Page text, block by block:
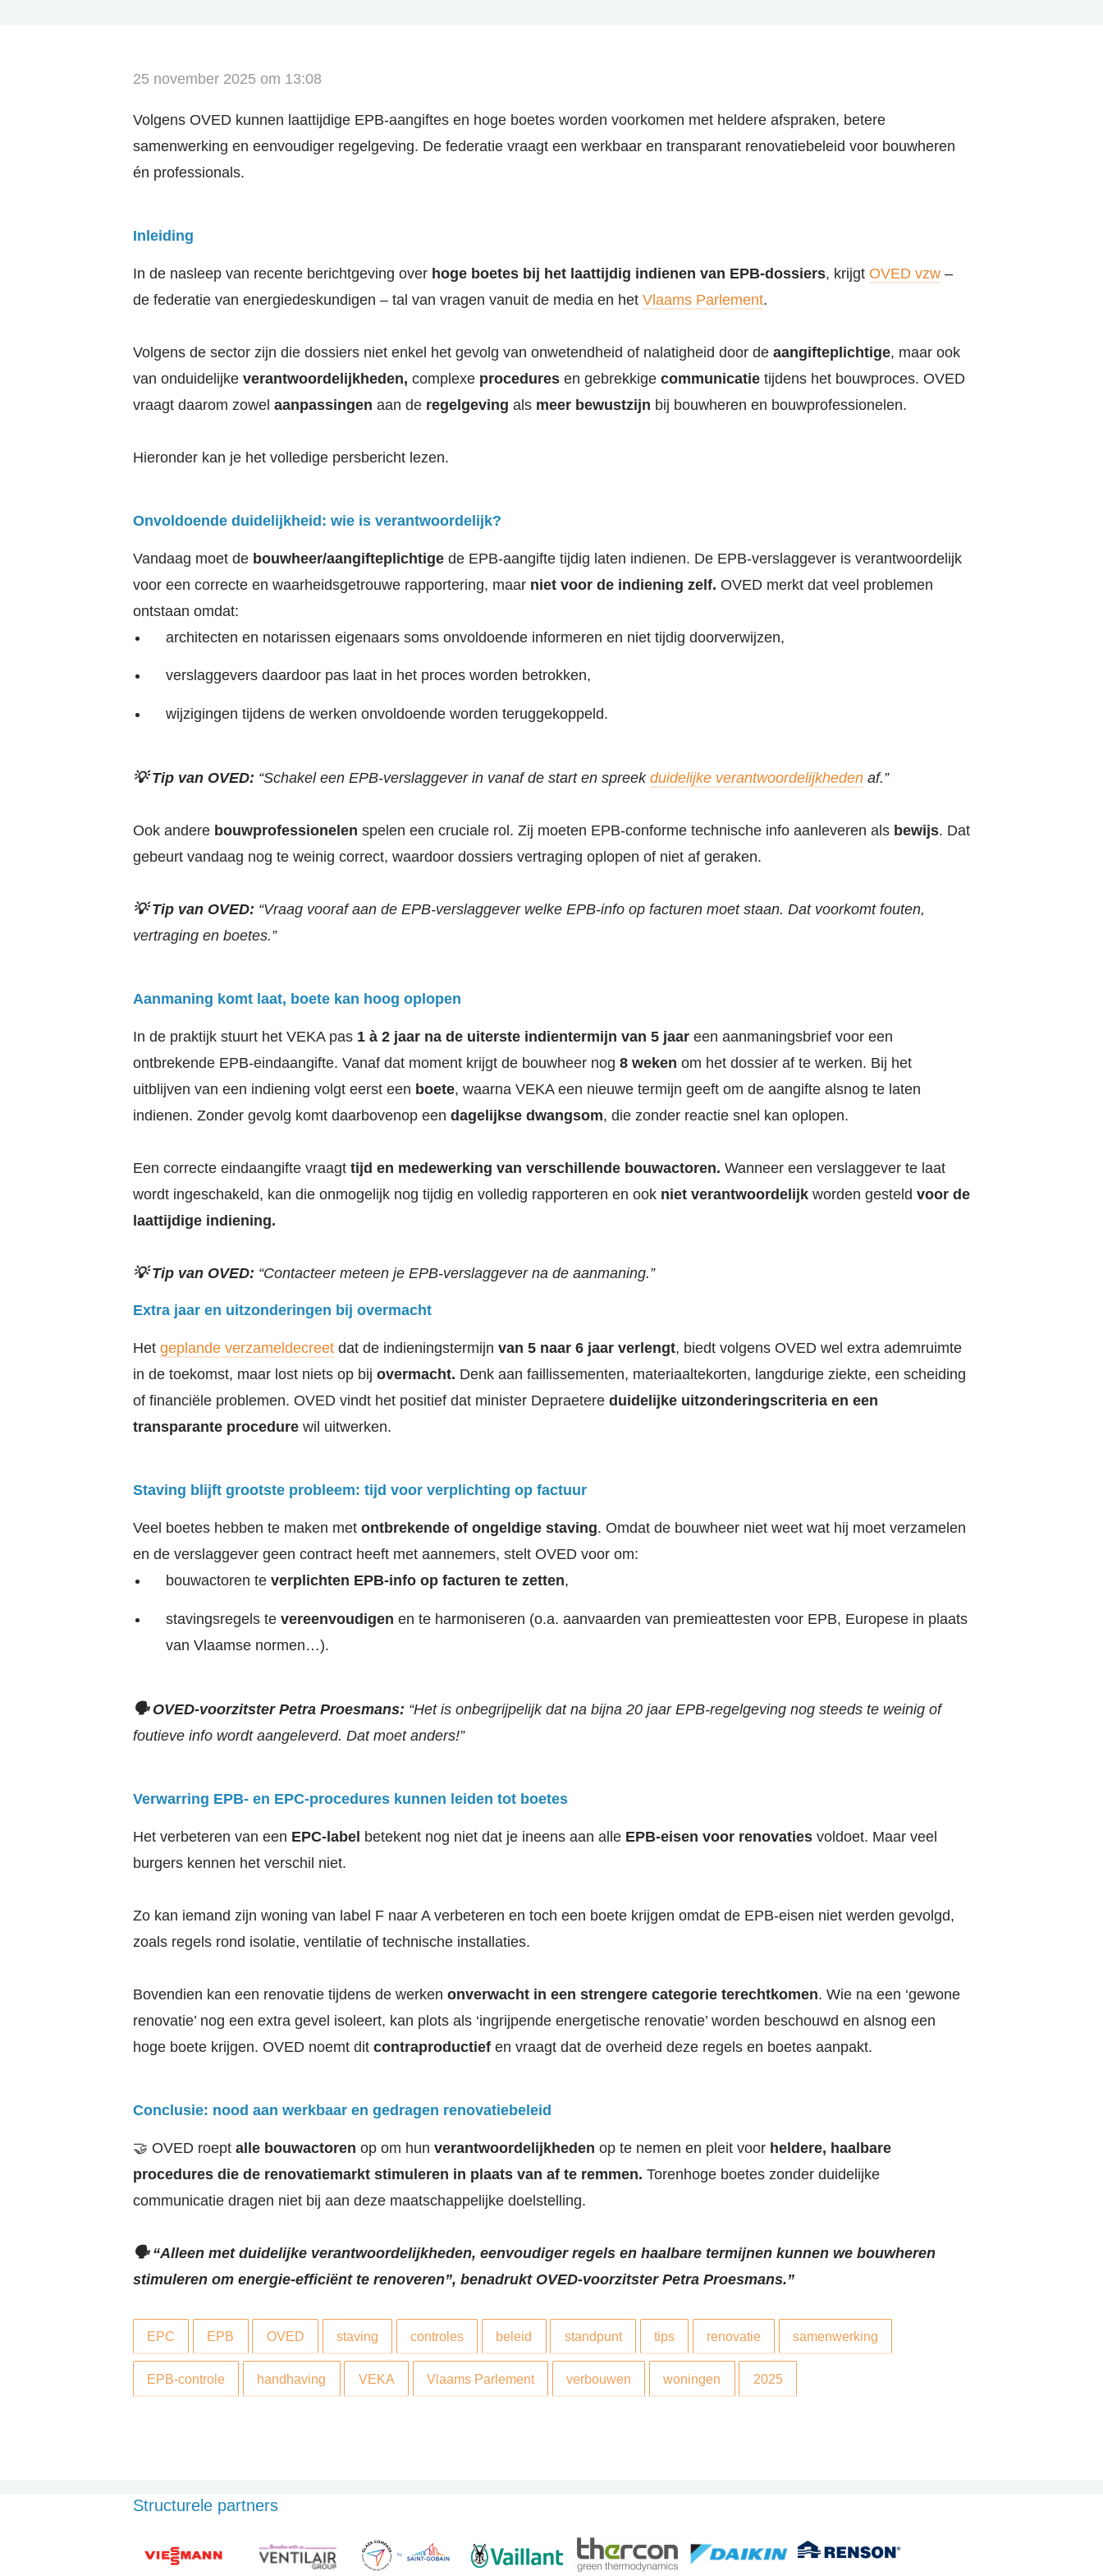
25 november 2025 om 13:08
Volgens OVED kunnen laattijdige EPB-aangiftes en hoge boetes worden voorkomen met heldere afspraken, betere
samenwerking en eenvoudiger regelgeving. De federatie vraagt een werkbaar en transparant renovatiebeleid voor bouwheren
én professionals.
Inleiding
In de nasleep van recente berichtgeving over hoge boetes bij het laattijdig indienen van EPB-dossiers, krijgt OVED vzw –
de federatie van energiedeskundigen – tal van vragen vanuit de media en het Vlaams Parlement.
Volgens de sector zijn die dossiers niet enkel het gevolg van onwetendheid of nalatigheid door de aangifteplichtige, maar ook
van onduidelijke verantwoordelijkheden, complexe procedures en gebrekkige communicatie tijdens het bouwproces. OVED
vraagt daarom zowel aanpassingen aan de regelgeving als meer bewustzijn bij bouwheren en bouwprofessionelen.
Hieronder kan je het volledige persbericht lezen.
Onvoldoende duidelijkheid: wie is verantwoordelijk?
Vandaag moet de bouwheer/aangifteplichtige de EPB-aangifte tijdig laten indienen. De EPB-verslaggever is verantwoordelijk
voor een correcte en waarheidsgetrouwe rapportering, maar niet voor de indiening zelf. OVED merkt dat veel problemen
ontstaan omdat:
architecten en notarissen eigenaars soms onvoldoende informeren en niet tijdig doorverwijzen,
verslaggevers daardoor pas laat in het proces worden betrokken,
wijzigingen tijdens de werken onvoldoende worden teruggekoppeld.
💡 Tip van OVED: “Schakel een EPB-verslaggever in vanaf de start en spreek duidelijke verantwoordelijkheden af.”
Ook andere bouwprofessionelen spelen een cruciale rol. Zij moeten EPB-conforme technische info aanleveren als bewijs. Dat
gebeurt vandaag nog te weinig correct, waardoor dossiers vertraging oplopen of niet af geraken.
💡 Tip van OVED: “Vraag vooraf aan de EPB-verslaggever welke EPB-info op facturen moet staan. Dat voorkomt fouten,
vertraging en boetes.”
Aanmaning komt laat, boete kan hoog oplopen
In de praktijk stuurt het VEKA pas 1 à 2 jaar na de uiterste indientermijn van 5 jaar een aanmaningsbrief voor een
ontbrekende EPB-eindaangifte. Vanaf dat moment krijgt de bouwheer nog 8 weken om het dossier af te werken. Bij het
uitblijven van een indiening volgt eerst een boete, waarna VEKA een nieuwe termijn geeft om de aangifte alsnog te laten
indienen. Zonder gevolg komt daarbovenop een dagelijkse dwangsom, die zonder reactie snel kan oplopen.
Een correcte eindaangifte vraagt tijd en medewerking van verschillende bouwactoren. Wanneer een verslaggever te laat
wordt ingeschakeld, kan die onmogelijk nog tijdig en volledig rapporteren en ook niet verantwoordelijk worden gesteld voor de
laattijdige indiening.
💡 Tip van OVED: “Contacteer meteen je EPB-verslaggever na de aanmaning.”
Extra jaar en uitzonderingen bij overmacht
Het geplande verzameldecreet dat de indieningstermijn van 5 naar 6 jaar verlengt, biedt volgens OVED wel extra ademruimte
in de toekomst, maar lost niets op bij overmacht. Denk aan faillissementen, materiaaltekorten, langdurige ziekte, een scheiding
of financiële problemen. OVED vindt het positief dat minister Depraetere duidelijke uitzonderingscriteria en een
transparante procedure wil uitwerken.
Staving blijft grootste probleem: tijd voor verplichting op factuur
Veel boetes hebben te maken met ontbrekende of ongeldige staving. Omdat de bouwheer niet weet wat hij moet verzamelen
en de verslaggever geen contract heeft met aannemers, stelt OVED voor om:
bouwactoren te verplichten EPB-info op facturen te zetten,
stavingsregels te vereenvoudigen en te harmoniseren (o.a. aanvaarden van premieattesten voor EPB, Europese in plaats
van Vlaamse normen…).
🗣️ OVED-voorzitster Petra Proesmans: “Het is onbegrijpelijk dat na bijna 20 jaar EPB-regelgeving nog steeds te weinig of
foutieve info wordt aangeleverd. Dat moet anders!”
Verwarring EPB- en EPC-procedures kunnen leiden tot boetes
Het verbeteren van een EPC-label betekent nog niet dat je ineens aan alle EPB-eisen voor renovaties voldoet. Maar veel
burgers kennen het verschil niet.
Zo kan iemand zijn woning van label F naar A verbeteren en toch een boete krijgen omdat de EPB-eisen niet werden gevolgd,
zoals regels rond isolatie, ventilatie of technische installaties.
Bovendien kan een renovatie tijdens de werken onverwacht in een strengere categorie terechtkomen. Wie na een ‘gewone
renovatie’ nog een extra gevel isoleert, kan plots als ‘ingrijpende energetische renovatie’ worden beschouwd en alsnog een
hoge boete krijgen. OVED noemt dit contraproductief en vraagt dat de overheid deze regels en boetes aanpakt.
Conclusie: nood aan werkbaar en gedragen renovatiebeleid
🤝 OVED roept alle bouwactoren op om hun verantwoordelijkheden op te nemen en pleit voor heldere, haalbare
procedures die de renovatiemarkt stimuleren in plaats van af te remmen. Torenhoge boetes zonder duidelijke
communicatie dragen niet bij aan deze maatschappelijke doelstelling.
🗣️ “Alleen met duidelijke verantwoordelijkheden, eenvoudiger regels en haalbare termijnen kunnen we bouwheren
stimuleren om energie-efficiënt te renoveren”, benadrukt OVED-voorzitster Petra Proesmans.”
EPC EPB OVED staving controles beleid standpunt tips renovatie samenwerking
EPB-controle handhaving VEKA Vlaams Parlement verbouwen woningen 2025
Structurele partners